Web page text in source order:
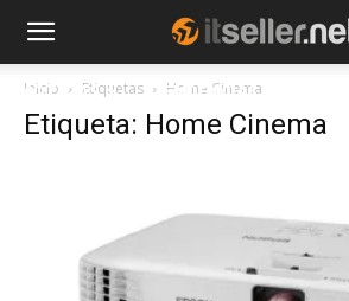
NOTICIAS TENDENCIAS
Inicio Etiquetas Home Cinema
Etiqueta: Home Cinema